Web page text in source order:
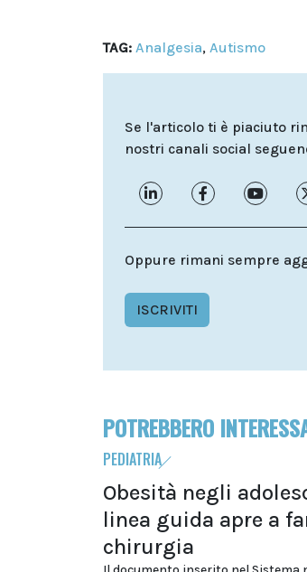
TAG: Analgesia, Autismo
Se l'articolo ti è piaciuto
nostri canali social
Oppure rimani sempre
ISCRIVITI
POTREBBERO
PEDIATRIA
Obesità negli
linea guida apre a
chirurgia